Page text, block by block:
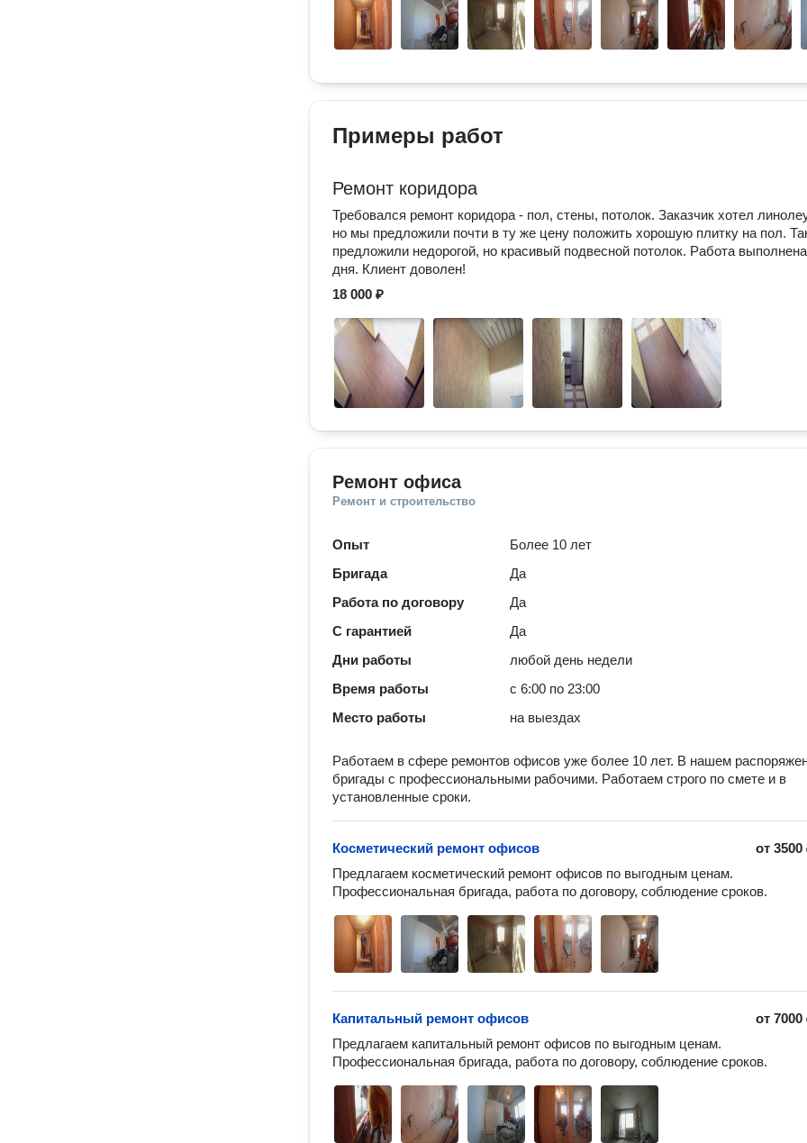
Примеры работ
Ремонт коридора
Требовался ремонт коридора - пол, стены, потолок. Заказчик хотел
но мы предложили почти в ту же цену положить хорошую плитку на пол.
предложили недорогой, но красивый подвесной потолок. Работа
дня. Клиент доволен!
18 000 ₽
Ремонт офиса
Ремонт и строительство
Опыт
Более 10 лет
Бригада
Да
Работа по договору
Да
С гарантией
Да
Дни работы
любой день недели
Время работы
с 6:00 по 23:00
Место работы
на выездах
Работаем в сфере ремонтов офисов уже более 10 лет. В нашем
бригады с профессиональными рабочими. Работаем строго по смете и в
установленные сроки.
от3500
Косметический ремонт офисов
Предлагаем косметический ремонт офисов по выгодным ценам.
Профессиональная бригада, работа по договору, соблюдение сроков.
от7000
Капитальный ремонт офисов
Предлагаем капитальный ремонт офисов по выгодным ценам.
Профессиональная бригада, работа по договору, соблюдение сроков.